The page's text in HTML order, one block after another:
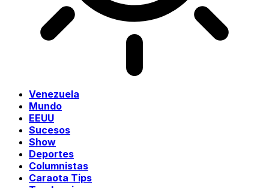
Venezuela
Mundo
EEUU
Sucesos
Show
Deportes
Columnistas
Caraota Tips